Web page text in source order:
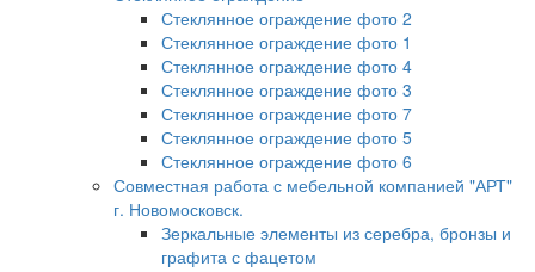
Стеклянное ограждение фото 2
Стеклянное ограждение фото 1
Стеклянное ограждение фото 4
Стеклянное ограждение фото 3
Стеклянное ограждение фото 7
Стеклянное ограждение фото 5
Стеклянное ограждение фото 6
Совместная работа с мебельной компанией "АРТ"
г. Новомосковск.
Зеркальные элементы из серебра, бронзы и
графита с фацетом